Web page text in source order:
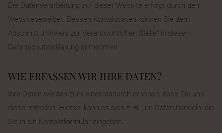
Die Datenverarbeitung auf dieser Website erfolgt durch den
Websitebetreiber. Dessen Kontaktdaten können Sie dem
Abschnitt „Hinweis zur Verantwortlichen Stelle“ in dieser
Datenschutzerklärung entnehmen.
WIE ERFASSEN WIR IHRE DATEN?
Ihre Daten werden zum einen dadurch erhoben, dass Sie uns
diese mitteilen. Hierbei kann es sich z. B. um Daten handeln, die
Sie in ein Kontaktformular eingeben.